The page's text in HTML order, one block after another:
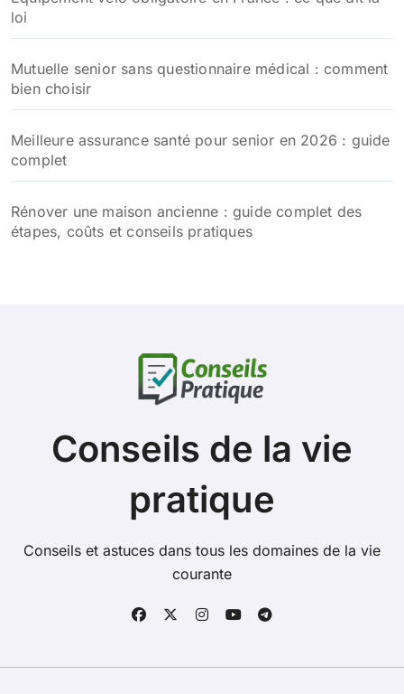
loi
Mutuelle senior sans questionnaire médical : comment
bien choisir
Meilleure assurance santé pour senior en 2026 : guide
complet
Rénover une maison ancienne : guide complet des
étapes, coûts et conseils pratiques
Conseils de la vie
pratique
Conseils et astuces dans tous les domaines de la vie
courante